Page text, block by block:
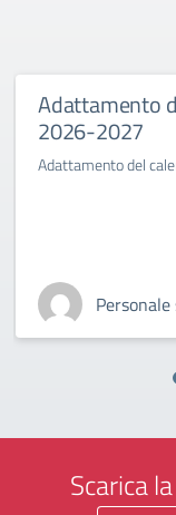
Adattamento
2026-2027
Adattamento del
Scarica